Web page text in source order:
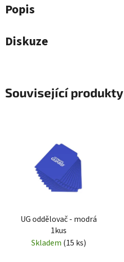
Popis
Diskuze
Související produkty
UG oddělovač - modrá
1kus
Skladem (15 ks)